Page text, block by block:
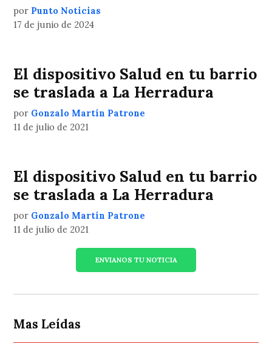
por Punto Noticias
17 de junio de 2024
El dispositivo Salud en tu barrio
se traslada a La Herradura
por Gonzalo Martín Patrone
11 de julio de 2021
El dispositivo Salud en tu barrio
se traslada a La Herradura
por Gonzalo Martín Patrone
11 de julio de 2021
ENVIANOS TU NOTICIA
Mas Leídas